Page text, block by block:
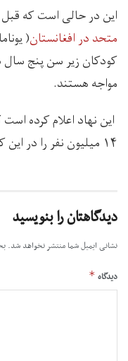
این در حالی است که قبل
متحد در افغانستان(
کودکان زیر سن پنج سال
مواجه هستند.
این نهاد اعلام کرده
۱۴ میلیون نفر را در این کشور تحت تاثیر قرار می‌دهد.
دیدگاهتان را بنویسید
نشانی ایمیل شما منتشر نخواهد شد.
دیدگاه *